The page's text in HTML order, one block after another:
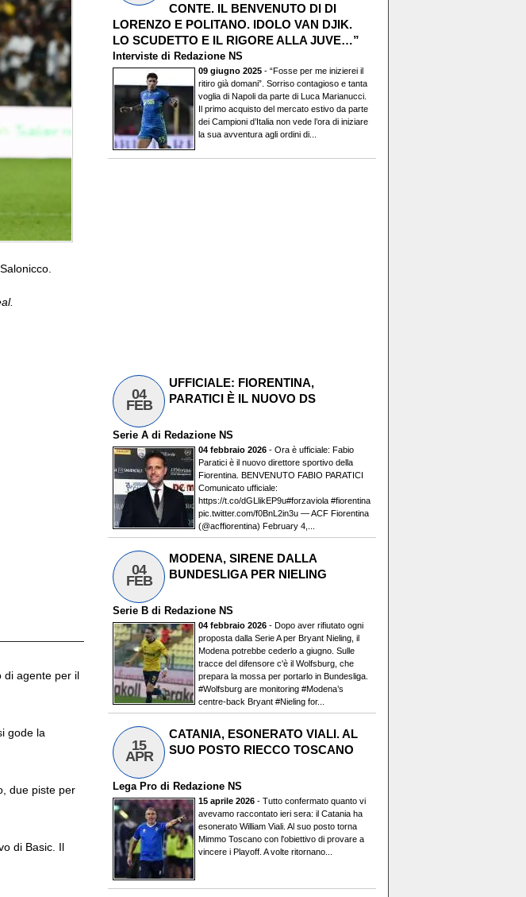
di agente per il
gode la
due piste per
di Basic. Il
CONTE. IL BENVENUTO DI DI
LORENZO E POLITANO. IDOLO VAN DJIK.
LO SCUDETTO E IL RIGORE ALLA JUVE…”
Interviste di Redazione NS
09 giugno 2025 - “Fosse per me inizierei il
ritiro già domani”. Sorriso contagioso e tanta
voglia di Napoli da parte di Luca Marianucci.
Il primo acquisto del mercato estivo da parte
dei Campioni d’Italia non vede l’ora di iniziare
la sua avventura agli ordini di...
04
FEB
UFFICIALE: FIORENTINA,
PARATICI È IL NUOVO DS
Serie A di Redazione NS
04 febbraio 2026 - Ora è ufficiale: Fabio
Paratici è il nuovo direttore sportivo della
Fiorentina. BENVENUTO FABIO PARATICI️
Comunicato ufficiale:
https://t.co/dGLlikEP9u#forzaviola #fiorentina
pic.twitter.com/f0BnL2in3u — ACF Fiorentina
(@acffiorentina) February 4,...
04
FEB
MODENA, SIRENE DALLA
BUNDESLIGA PER NIELING
Serie B di Redazione NS
04 febbraio 2026 - Dopo aver rifiutato ogni
proposta dalla Serie A per Bryant Nieling, il
Modena potrebbe cederlo a giugno. Sulle
tracce del difensore c'è il Wolfsburg, che
prepara la mossa per portarlo in Bundesliga.
#Wolfsburg are monitoring #Modena’s
centre-back Bryant #Nieling for...
15
APR
CATANIA, ESONERATO VIALI. AL
SUO POSTO RIECCO TOSCANO
Lega Pro di Redazione NS
15 aprile 2026 - Tutto confermato quanto vi
avevamo raccontato ieri sera: il Catania ha
esonerato William Viali. Al suo posto torna
Mimmo Toscano con l'obiettivo di provare a
vincere i Playoff. A volte ritornano...